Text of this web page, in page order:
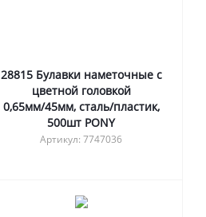
28815 Булавки наметочные с
цветной головкой
0,65мм/45мм, сталь/пластик,
500шт PONY
Артикул: 7747036